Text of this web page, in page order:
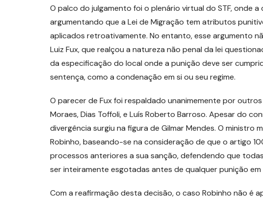
O palco do julgamento foi o plenário virtual do STF, onde
argumentando que a Lei de Migração tem atributos
aplicados retroativamente. No entanto, esse argumento
Luiz Fux, que realçou a natureza não penal da lei
da especificação do local onde a punição deve ser
sentença, como a condenação em si ou seu regime.
O parecer de Fux foi respaldado unanimemente por
Moraes, Dias Toffoli, e Luís Roberto Barroso. Apesar do
divergência surgiu na figura de Gilmar Mendes. O ministro
Robinho, baseando-se na consideração de que o artigo
processos anteriores a sua sanção, defendendo que
ser inteiramente esgotadas antes de qualquer punição em
Com a reafirmação desta decisão, o caso Robinho não é